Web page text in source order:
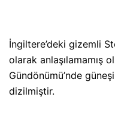
İngiltere’deki gizemli
olarak anlaşılamamış
Gündönümü’nde
dizilmiştir.